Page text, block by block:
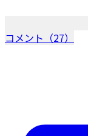
コメント（27）